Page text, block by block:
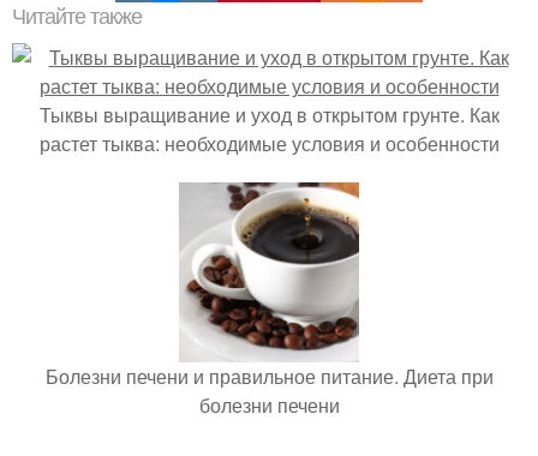
Читайте также
Тыквы выращивание и уход в открытом грунте. Как
растет тыква: необходимые условия и особенности
Болезни печени и правильное питание. Диета при
болезни печени